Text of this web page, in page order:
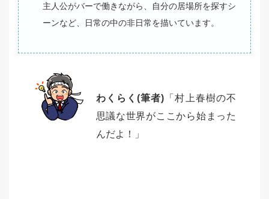
主人公がバーで働きながら、自分の居場所を探すシ
ーンなど、日常の中の非日常を描いています。
わくらく(筆者) 「村上春樹の不
思議な世界がここから始まった
んだよ！」